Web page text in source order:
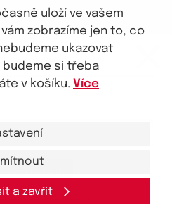
uloží ve vašem
zobrazíme jen to, co
ukazovat
budeme si třeba
v košíku. Více
a zavřít
obchod
GDPR Mapa stránek
KLUB
1000 Kč
osobníchúdajů